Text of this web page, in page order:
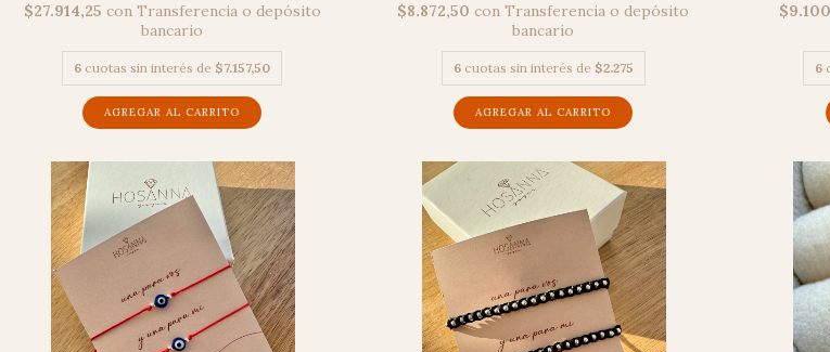
$27.914,25 con Transferencia o depósito
bancario
6 cuotas sin interés de $7.157,50
$8.872,50con Transferencia o depósito
bancario
6 cuotas sin interés de $2.275 6